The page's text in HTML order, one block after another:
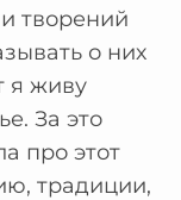
творений
о них
я живу
За это
про этот
традиции,